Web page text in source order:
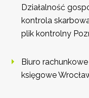
Działalność
kontrola
plik kontrolny
Biuro rachunkowe
księgowe